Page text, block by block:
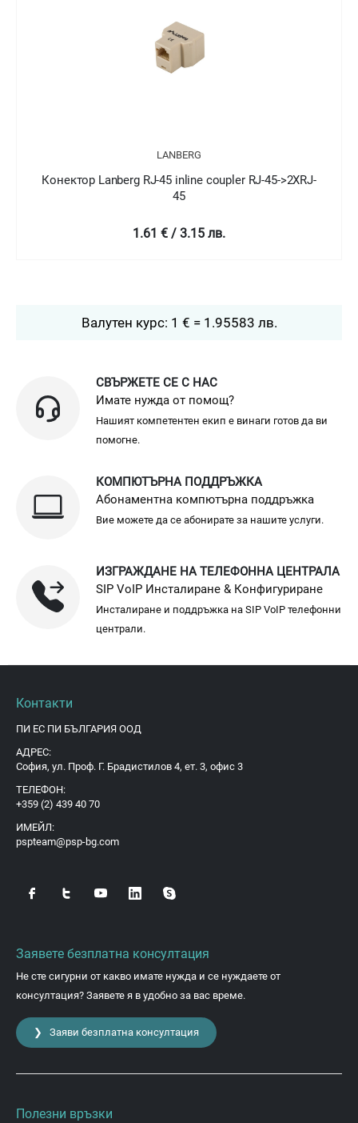
LANBERG
Конектор Lanberg RJ-45 inline coupler RJ-45->2XRJ-
45
1.61 € / 3.15 лв.
Валутен курс: 1 € = 1.95583 лв.
СВЪРЖЕТЕ СЕ С НАС
Имате нужда от помощ?
Нашият компетентен екип е винаги готов да ви
помогне.
КОМПЮТЪРНА ПОДДРЪЖКА
Абонаментна компютърна поддръжка
Вие можете да се абонирате за нашите услуги.
ИЗГРАЖДАНЕ НА ТЕЛЕФОННА ЦЕНТРАЛА
SIP VoIP Инсталиране & Конфигуриране
Инсталиране и поддръжка на SIP VoIP телефонни
централи.
Контакти
ПИ ЕС ПИ БЪЛГАРИЯ ООД
АДРЕС:
София, ул. Проф. Г. Брадистилов 4, ет. 3, офис 3
ТЕЛЕФОН:
+359 (2) 439 40 70
ИМЕЙЛ:
pspteam@psp-bg.com
Заявете безплатна консултация
Не сте сигурни от какво имате нужда и се нуждаете от
консултация? Заявете я в удобно за вас време.
❯ Заяви безплатна консултация
Полезни връзки